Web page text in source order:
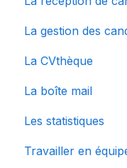
Connecter des
La gestion des
La CVthèque
La boîte mail
Les statistiques
Travailler en